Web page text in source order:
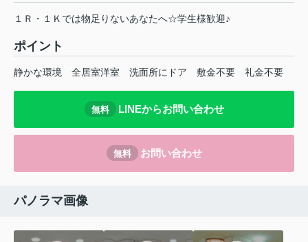
１Ｒ・１Ｋでは物足りないあなたへ☆学生様歓迎♪
ポイント
静かな環境 全居室洋室 洗面所にドア 敷金不要 礼金不要
無料 LINEからお問い合わせ
無料 お問い合わせ
パノラマ画像